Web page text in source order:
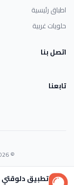
اطباق رئيسية
حلويات غربية
اتصل بنا
تابعنا
© 2026 Dlwaqty. جميع الحقوق محفوظة.
تطبيق دلوقتي